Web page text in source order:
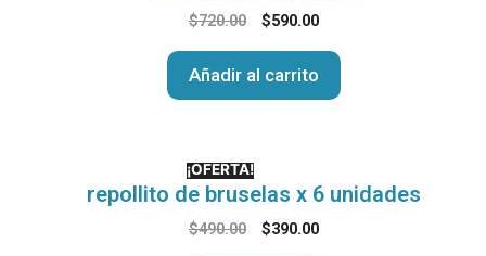
$720.00 $590.00
Añadir al carrito
¡OFERTA!
repollito de bruselas x 6 unidades
$490.00 $390.00